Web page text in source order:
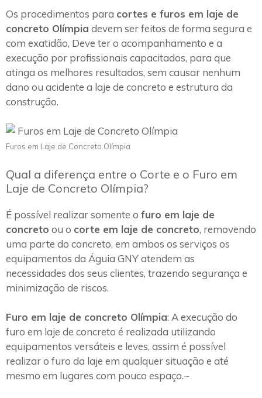
Os procedimentos para cortes e furos em laje de
concreto Olímpia devem ser feitos de forma segura e
com exatidão, Deve ter o acompanhamento e a
execução por profissionais capacitados, para que
atinga os melhores resultados, sem causar nenhum
dano ou acidente a laje de concreto e estrutura da
construção.
Furos em Laje de Concreto Olímpia
Qual a diferença entre o Corte e o Furo em
Laje de Concreto Olímpia?
É possível realizar somente o furo em laje de
concreto ou o corte em laje de concreto, removendo
uma parte do concreto, em ambos os serviços os
equipamentos da Águia GNY atendem as
necessidades dos seus clientes, trazendo segurança e
minimização de riscos.
Furo em laje de concreto Olímpia: A execução do
furo em laje de concreto é realizada utilizando
equipamentos versáteis e leves, assim é possível
realizar o furo da laje em qualquer situação e até
mesmo em lugares com pouco espaço.~